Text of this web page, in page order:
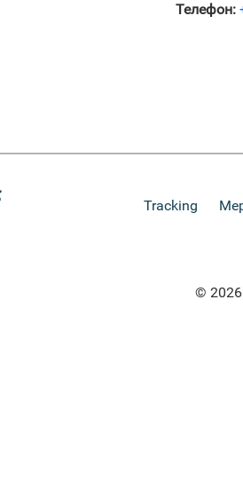
Телефон:
Tracking
© 2026